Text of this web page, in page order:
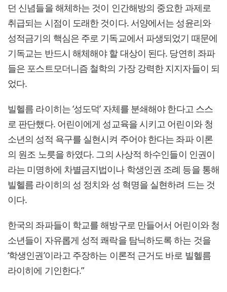
던 신념들을 해체하는 것이 인간해방의 중요한 과제로
취급되는 시점이 도래한 것이다. 서양에서는 성윤리와
성적금기의 핵심은 주로 기독교에서 파생되었기 때문에
기독교는 반드시 해체해야 할 대상이 된다. 당연히 좌파
들은 포스트모더니즘 철학의 가장 강력한 지지자들이 되
었다.
빌헬름 라이히는 ‘성도덕’ 자체를 분쇄해야 한다고 스스
로 판단했다. 어린이에게 성교육을 시키고 어린이와 청
소년의 성적 욕구를 실현시켜 주어야 한다는 좌파 이론
의 원조 노릇을 하였다. 그의 사상적 하수인들이 인권이
라는 미명하에 차별금지법이나 학생인권 조례 등을 통해
빌헬름 라이히의 성 정치와 성 혁명을 실현하려 드는 것
이다.
한국의 좌파들이 학교를 해방구로 만들어서 어린이와 청
소년들이 자유롭게 성적 쾌락을 탐닉하도록 하는 것을
‘학생인권’이라고 주장하는 이론적 근거도 바로 빌헬름
라이히에 기인한다.”